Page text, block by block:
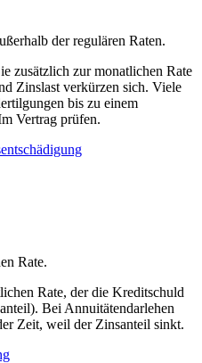
der regulären Raten.
zusätzlich zur monatlichen Rate
Zinslast verkürzen sich. Viele
bis zu einem
Vertrag prüfen.
Rate.
Rate, der die Kreditschuld
Bei Annuitätendarlehen
Zeit, weil der Zinsanteil sinkt.